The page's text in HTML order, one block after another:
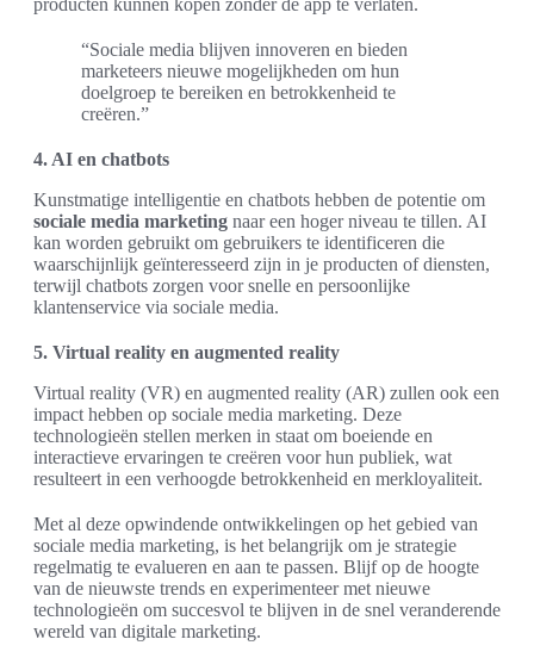
producten kunnen kopen zonder de app te verlaten.
“Sociale media blijven innoveren en bieden
marketeers nieuwe mogelijkheden om hun
doelgroep te bereiken en betrokkenheid te
creëren.”
4. AI en chatbots
Kunstmatige intelligentie en chatbots hebben de potentie om
sociale media marketing naar een hoger niveau te tillen. AI
kan worden gebruikt om gebruikers te identificeren die
waarschijnlijk geïnteresseerd zijn in je producten of diensten,
terwijl chatbots zorgen voor snelle en persoonlijke
klantenservice via sociale media.
5. Virtual reality en augmented reality
Virtual reality (VR) en augmented reality (AR) zullen ook een
impact hebben op sociale media marketing. Deze
technologieën stellen merken in staat om boeiende en
interactieve ervaringen te creëren voor hun publiek, wat
resulteert in een verhoogde betrokkenheid en merkloyaliteit.
Met al deze opwindende ontwikkelingen op het gebied van
sociale media marketing, is het belangrijk om je strategie
regelmatig te evalueren en aan te passen. Blijf op de hoogte
van de nieuwste trends en experimenteer met nieuwe
technologieën om succesvol te blijven in de snel veranderende
wereld van digitale marketing.